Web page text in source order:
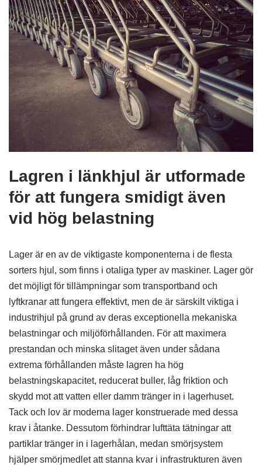
Lagren i länkhjul är utformade
för att fungera smidigt även
vid hög belastning
Lager är en av de viktigaste komponenterna i de flesta
sorters hjul, som finns i otaliga typer av maskiner. Lager gör
det möjligt för tillämpningar som transportband och
lyftkranar att fungera effektivt, men de är särskilt viktiga i
industrihjul på grund av deras exceptionella mekaniska
belastningar och miljöförhållanden. För att maximera
prestandan och minska slitaget även under sådana
extrema förhållanden måste lagren ha hög
belastningskapacitet, reducerat buller, låg friktion och
skydd mot att vatten eller damm tränger in i lagerhuset.
Tack och lov är moderna lager konstruerade med dessa
krav i åtanke. Dessutom förhindrar lufttäta tätningar att
partiklar tränger in i lagerhålan, medan smörjsystem
hjälper smörjmedlet att stanna kvar i infrastrukturen även